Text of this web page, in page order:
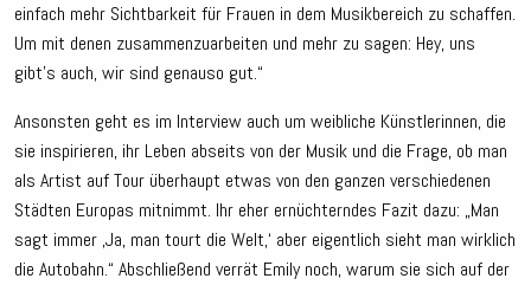
einfach mehr Sichtbarkeit für Frauen in dem Musikbereich zu schaffen.
Um mit denen zusammenzuarbeiten und mehr zu sagen: Hey, uns
gibt’s auch, wir sind genauso gut.“
Ansonsten geht es im Interview auch um weibliche Künstlerinnen, die
sie inspirieren, ihr Leben abseits von der Musik und die Frage, ob man
als Artist auf Tour überhaupt etwas von den ganzen verschiedenen
Städten Europas mitnimmt. Ihr eher ernüchterndes Fazit dazu: „Man
sagt immer ‚Ja, man tourt die Welt,‘ aber eigentlich sieht man wirklich
die Autobahn.“ Abschließend verrät Emily noch, warum sie sich auf der